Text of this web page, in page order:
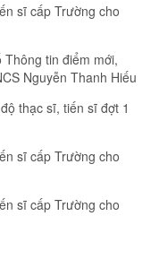
sĩ cấp Trường cho
tin điểm mới,
Nguyễn Thanh Hiếu
thạc sĩ, tiến sĩ đợt 1
sĩ cấp Trường cho
sĩ cấp Trường cho